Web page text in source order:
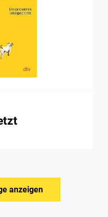
anzeigen